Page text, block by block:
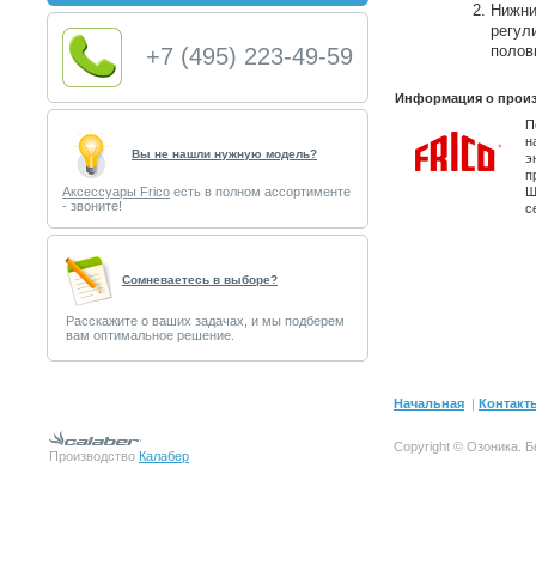
+7 (495) 223-49-59
Вы не нашли нужную модель?
Аксессуары Frico есть в полном ассортименте
- звоните!
Cомневаетесь в выборе?
Расскажите о ваших задачах, и мы подберем
вам оптимальное решение.
Информация о
Начальная |
Производство Калабер
Copyright © Озоника.